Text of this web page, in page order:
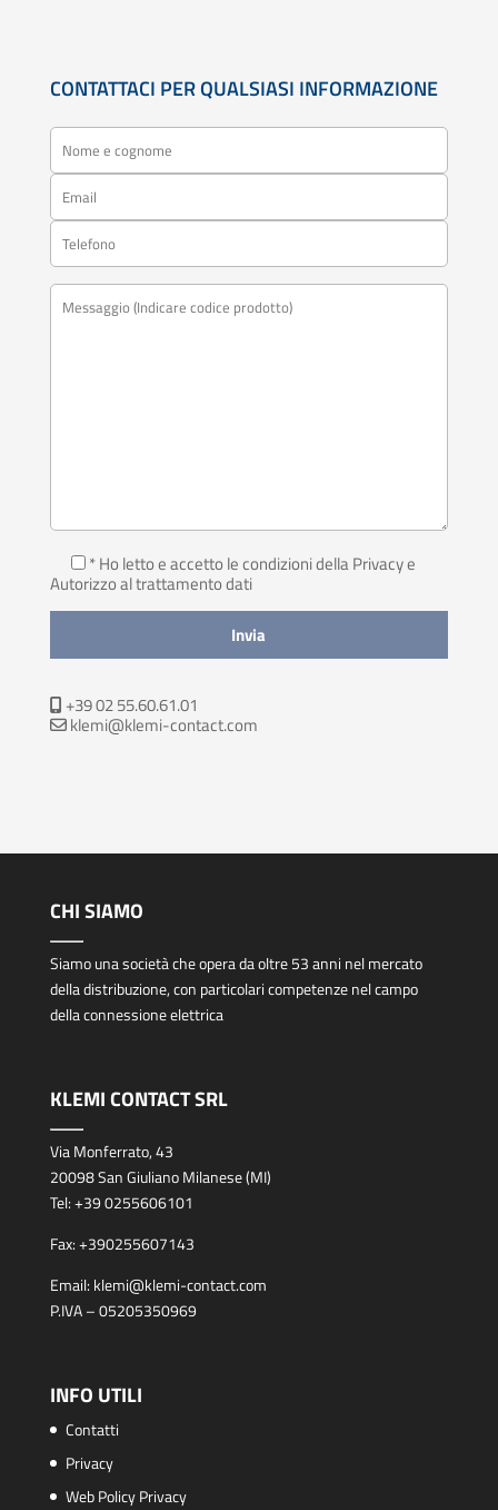
CONTATTACI PER QUALSIASI INFORMAZIONE
* Ho letto e accetto le condizioni della Privacye
Autorizzo al trattamento dati
+39 02 55.60.61.01
klemi@klemi-contact.com
CHI SIAMO
Siamo una società che opera da oltre 53 anni nel mercato
della distribuzione, con particolari competenze nel campo
della connessione elettrica
KLEMI CONTACT SRL
Via Monferrato, 43
20098 San Giuliano Milanese (MI)
Tel:+39 0255606101
Fax:+390255607143
Email: klemi@klemi-contact.com
P.IVA – 05205350969
INFO UTILI
Contatti
Privacy
Web Policy Privacy